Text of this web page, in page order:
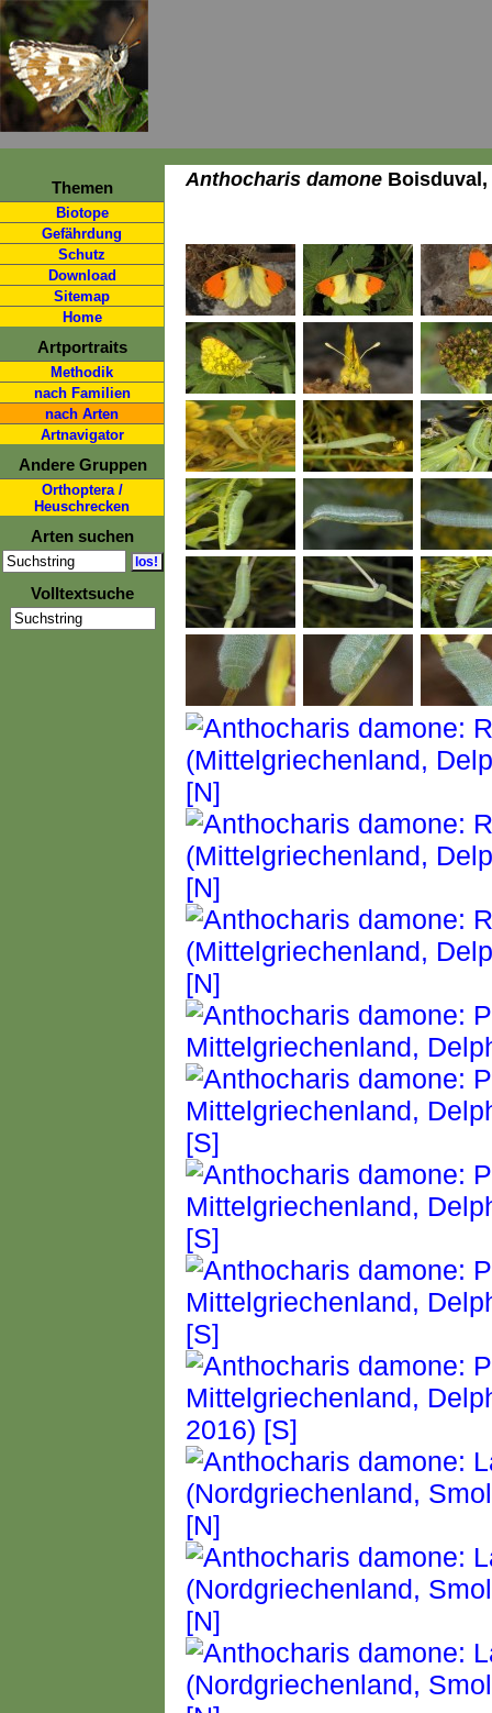
Themen
Biotope
Gefährdung
Schutz
Download
Sitemap
Home
Artportraits
Methodik
nach Familien
nach Arten
Artnavigator
Andere Gruppen
Orthoptera /
Heuschrecken
Arten suchen
Volltextsuche
Anthocharis damone Boisduval,